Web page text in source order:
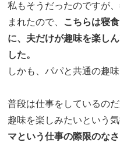
私もそうだったのですが
まれたので、 こちらは寝
に、夫だけが趣味を楽し
した。
しかも、パパと共通の趣
普段は仕事をしているの
趣味を楽しみたいという
マという仕事の際限のな